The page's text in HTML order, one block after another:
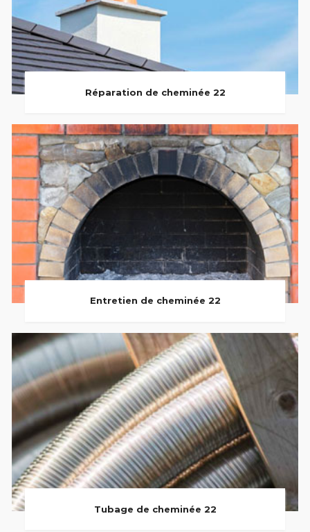
Réparation de cheminée 22
Entretien de cheminée 22
Tubage de cheminée 22